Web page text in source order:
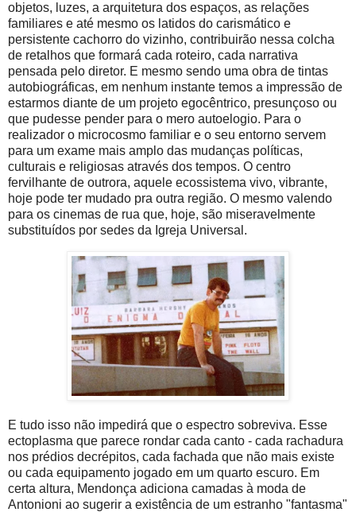
objetos, luzes, a arquitetura dos espaços, as relações
familiares e até mesmo os latidos do carismático e
persistente cachorro do vizinho, contribuirão nessa colcha
de retalhos que formará cada roteiro, cada narrativa
pensada pelo diretor. E mesmo sendo uma obra de tintas
autobiográficas, em nenhum instante temos a impressão de
estarmos diante de um projeto egocêntrico, presunçoso ou
que pudesse pender para o mero autoelogio. Para o
realizador o microcosmo familiar e o seu entorno servem
para um exame mais amplo das mudanças políticas,
culturais e religiosas através dos tempos. O centro
fervilhante de outrora, aquele ecossistema vivo, vibrante,
hoje pode ter mudado pra outra região. O mesmo valendo
para os cinemas de rua que, hoje, são miseravelmente
substituídos por sedes da Igreja Universal.
E tudo isso não impedirá que o espectro sobreviva. Esse
ectoplasma que parece rondar cada canto - cada rachadura
nos prédios decrépitos, cada fachada que não mais existe
ou cada equipamento jogado em um quarto escuro. Em
certa altura, Mendonça adiciona camadas à moda de
Antonioni ao sugerir a existência de um estranho "fantasma"